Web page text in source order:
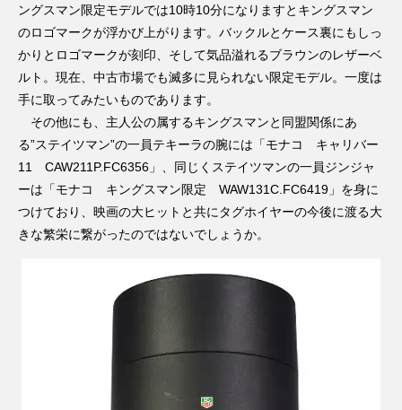
ングスマン限定モデルでは10時10分になりますとキングスマン
のロゴマークが浮かび上がります。バックルとケース裏にもしっ
かりとロゴマークが刻印、そして気品溢れるブラウンのレザーベ
ルト。現在、中古市場でも滅多に見られない限定モデル。一度は
手に取ってみたいものであります。
その他にも、主人公の属するキングスマンと同盟関係にあ
る”ステイツマン”の一員テキーラの腕には「モナコ キャリバー
11 CAW211P.FC6356」、同じくステイツマンの一員ジンジャ
ーは「モナコ キングスマン限定 WAW131C.FC6419」を身に
つけており、映画の大ヒットと共にタグホイヤーの今後に渡る大
きな繁栄に繋がったのではないでしょうか。